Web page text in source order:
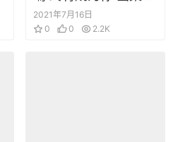
アストロラーベ
2021年7月16日
0
0 2.2K